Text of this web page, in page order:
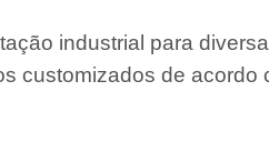
industrial para
customizados de acordo